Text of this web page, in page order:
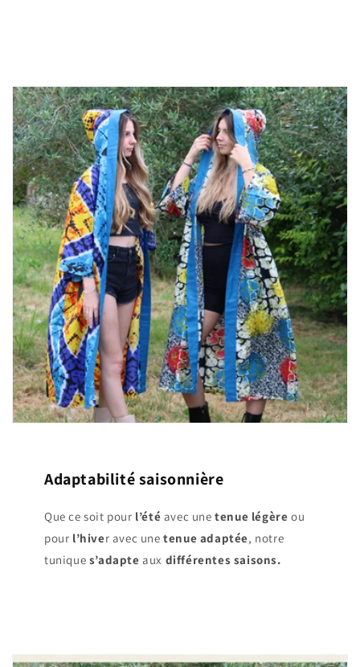
Adaptabilité saisonnière
Que ce soit pour l’été avec unetenue légère ou
pour l’hiver avec unetenue adaptée, notre
tunique s’adapte aux différentes saisons.